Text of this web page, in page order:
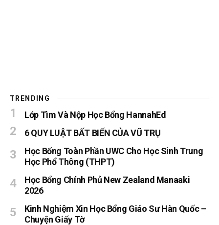
TRENDING
Lớp Tìm Và Nộp Học Bổng HannahEd
6 QUY LUẬT BẤT BIẾN CỦA VŨ TRỤ
Học Bổng Toàn Phần UWC Cho Học Sinh Trung
Học Phổ Thông (THPT)
Học Bổng Chính Phủ New Zealand Manaaki
2026
Kinh Nghiệm Xin Học Bổng Giáo Sư Hàn Quốc –
Chuyện Giấy Tờ